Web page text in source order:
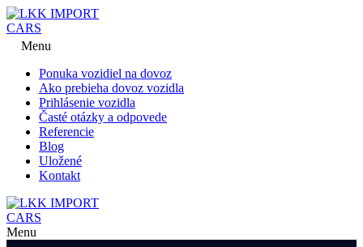
Menu
Ponuka vozidiel na dovoz
Ako prebieha dovoz vozidla
Prihlásenie vozidla
Časté otázky a odpovede
Referencie
Blog
Uložené
Kontakt
Menu